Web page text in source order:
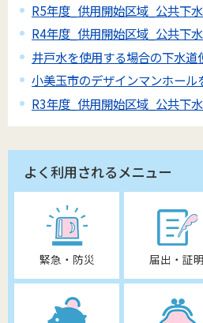
R5年度_供用開始区域_公共下
R4年度_供用開始区域_公共下
井戸水を使用する場合の下水道
小美玉市のデザインマンホール
R3年度_供用開始区域_公共下
よく利用されるメニュー
緊急・防災 届出・証明